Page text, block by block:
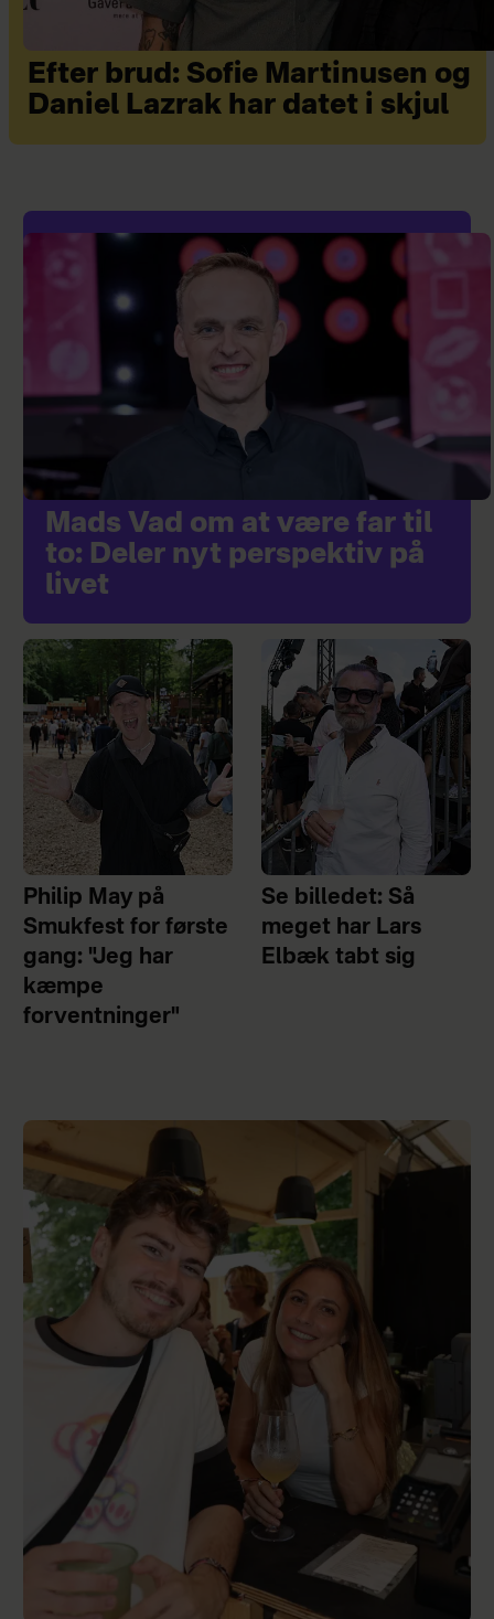
Efter brud: Sofie Martinusen og
Daniel Lazrak har datet i skjul
Mads Vad om at være far til
to: Deler nyt perspektiv på
livet
Philip May på
Smukfest for første
gang: "Jeg har
kæmpe
forventninger"
Se billedet: Så
meget har Lars
Elbæk tabt sig